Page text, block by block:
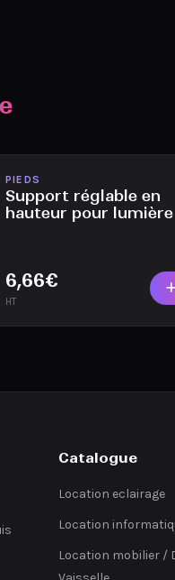
Disponible
PIEDS
Support réglable en
hauteur pour lumière
6,66€
HT
Catalogue
Location eclairage
Location
Location mobilier /